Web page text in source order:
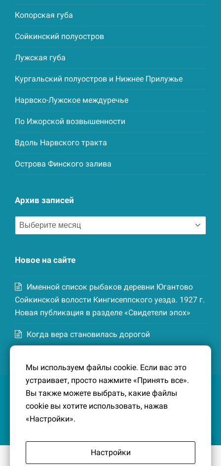
Копорская губа
Сойкинский полуостров
Лужская губа
Кургальский полуостров и Нижнее Прилужье
Нарвско-Лужское междуречье
По Ижорской возвышенности
Вдоль Нарвского тракта
Острова Финского залива
Архив записей
Архив
записей
Новое на сайте
Именной список рыбаков деревни Югантово
Сойкинской волости Кингисеппского уезда. 1927 г.
Новая публикация в разделе «Свидетели эпох»
Когда вера становилась дорогой
Котельской волости Кингисеппского уезда. 1926-
27 гг. Новая публикация в разделе «Свидетели
эпох»
© 2016-2026 – Кусочек
Мы используем файлы cookie. Если вас это
устраивает, просто нажмите «Принять все».
Вы также можете выбрать, какие файлы
cookie вы хотите использовать, нажав
«Настройки».
Настройки